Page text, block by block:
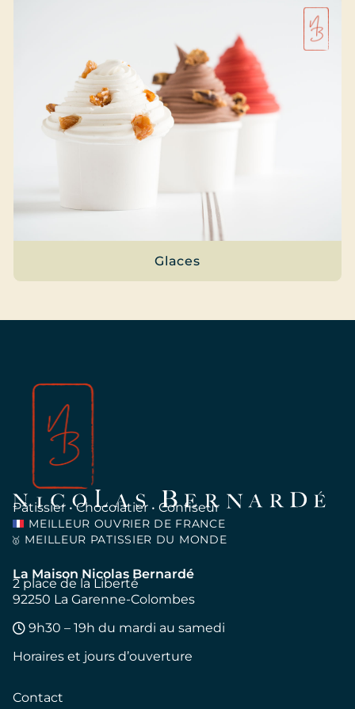
Glaces
Pâtissier • Chocolatier • Confiseur
MEILLEUR OUVRIER DE FRANCE
🥇 MEILLEUR PATISSIER DU MONDE
La Maison Nicolas Bernardé
2 place de la Liberté
92250 La Garenne-Colombes
9h30 – 19h du mardi au samedi
Horaires et jours d’ouverture
Contact